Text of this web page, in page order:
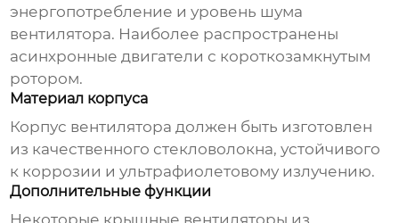
энергопотребление и уровень шума
вентилятора. Наиболее распространены
асинхронные двигатели с короткозамкнутым
ротором.
Материал корпуса
Корпус вентилятора должен быть изготовлен
из качественного стекловолокна, устойчивого
к коррозии и ультрафиолетовому излучению.
Дополнительные функции